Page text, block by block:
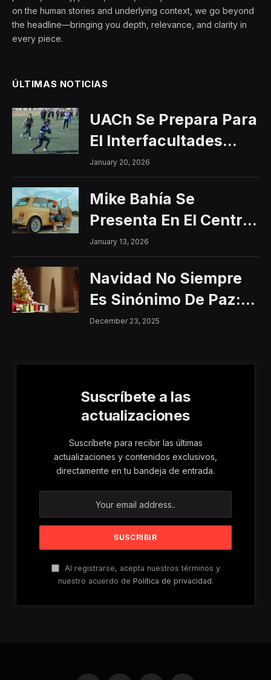
on the human stories and underlying context, we go beyond
the headline—bringing you depth, relevance, and clarity in
every piece.
ÚLTIMAS NOTICIAS
UACh Se Prepara Para
El Interfacultades
2026
January 20, 2026
Mike Bahía Se
Presenta En El Centro
Histórico Con Un
Concierto Gratuito
January 13, 2026
Navidad No Siempre
Es Sinónimo De Paz:
Aumentan Los
Para Mujeres Y Niñas
December 23, 2025
Suscríbete a las
actualizaciones
Suscríbete para recibir las últimas
actualizaciones y contenidos exclusivos,
directamente en tu bandeja de entrada.
Al registrarse, acepta nuestros términos y
nuestro acuerdo de Política de privacidad.